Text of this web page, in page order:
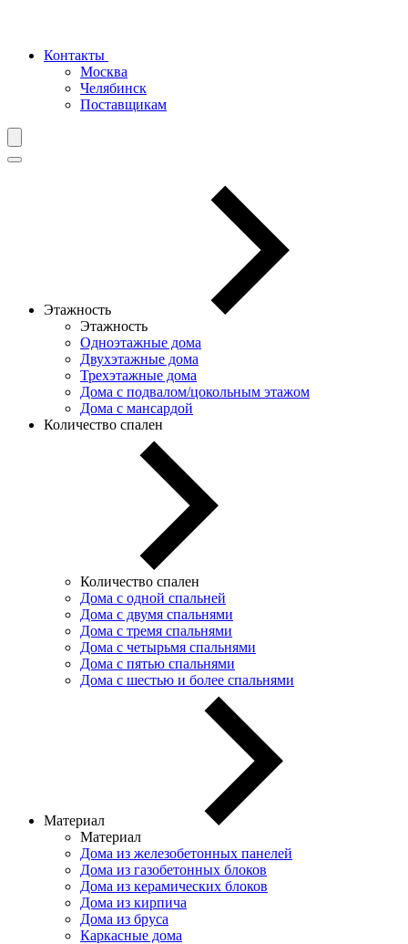
Контакты
Москва
Челябинск
Поставщикам
Этажность
Этажность
Одноэтажные дома
Двухэтажные дома
Трехэтажные дома
Дома с подвалом/цокольным этажом
Дома с мансардой
Количество спален
Количество спален
Дома с одной спальней
Дома с двумя спальнями
Дома с тремя спальнями
Дома с четырьмя спальнями
Дома с пятью спальнями
Дома с шестью и более спальнями
Материал
Материал
Дома из железобетонных панелей
Дома из газобетонных блоков
Дома из керамических блоков
Дома из кирпича
Дома из бруса
Каркасные дома